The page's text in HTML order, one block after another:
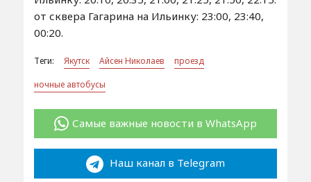
от сквера Гагарина на Ильинку: 23:00, 23:40,
00:20.
Теги: Якутск Айсен Николаев
проезд
ночные автобусы
Самые важные новости в WhatsApp
Наш канал в Telegram